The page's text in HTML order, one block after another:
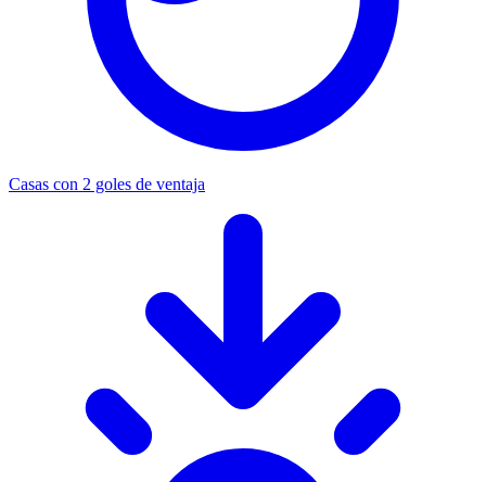
Casas con 2 goles de ventaja